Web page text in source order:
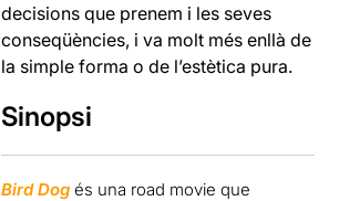
decisions que prenem i les seves
conseqüències, i va molt més enllà de
la simple forma o de l’estètica pura.
Sinopsi
Bird Dogés una road movie que